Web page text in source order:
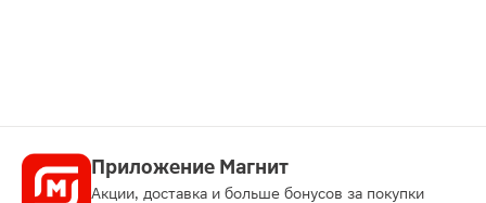
Приложение Магнит
Акции, доставка и больше бонусов за покупки